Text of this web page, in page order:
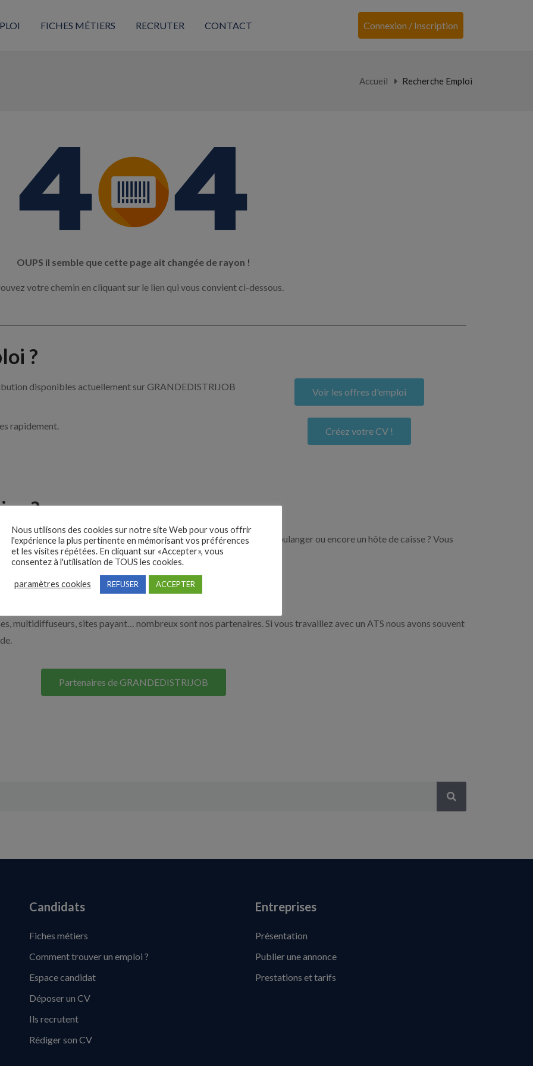
FICHES MÉTIERS RECRUTER CONTACT Connexion / Inscription
Accueil Recherche Emploi
OUPS il semble que cette page ait changée de rayon !
votre chemin en cliquant sur le lien qui vous convient ci-dessous.
?
disponibles actuellement sur GRANDEDISTRIJOB Voir les offres d'emploi
rapidement. Créez votre CV !
?
la grande distribution par exemple un responsable de rayon, un boulanger ou encore un hôte de caisse ? Vous
aider à recruter en cliquant sur le bouton ci-dessous.
Nos solutions entreprises
multidiffuseurs, sites payant… nombreux sont nos partenaires. Si vous travaillez avec un ATS nous avons souvent
Partenaires de GRANDEDISTRIJOB
Candidats
Fiches métiers
Comment trouver un emploi ?
Espace candidat
Déposer un CV
Ils recrutent
Rédiger son CV
Entreprises
Présentation
Publier une annonce
Prestations et tarifs
Nous utilisons des cookies sur notre site Web pour vous offrir
l'expérience la plus pertinente en mémorisant vos préférences
et les visites répétées. En cliquant sur «Accepter», vous
consentez à l'utilisation de TOUS les cookies.
paramètres cookies REFUSER ACCEPTER